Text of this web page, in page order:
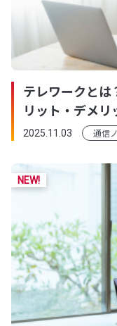
テレワークとは
リット・デメリ
2025.11.03 通信